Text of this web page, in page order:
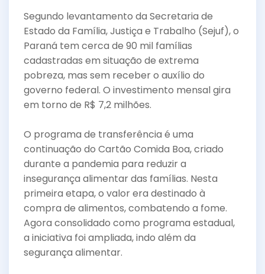
Segundo levantamento da Secretaria de
Estado da Família, Justiça e Trabalho (Sejuf), o
Paraná tem cerca de 90 mil famílias
cadastradas em situação de extrema
pobreza, mas sem receber o auxílio do
governo federal. O investimento mensal gira
em torno de R$ 7,2 milhões.
O programa de transferência é uma
continuação do Cartão Comida Boa, criado
durante a pandemia para reduzir a
insegurança alimentar das famílias. Nesta
primeira etapa, o valor era destinado à
compra de alimentos, combatendo a fome.
Agora consolidado como programa estadual,
a iniciativa foi ampliada, indo além da
segurança alimentar.